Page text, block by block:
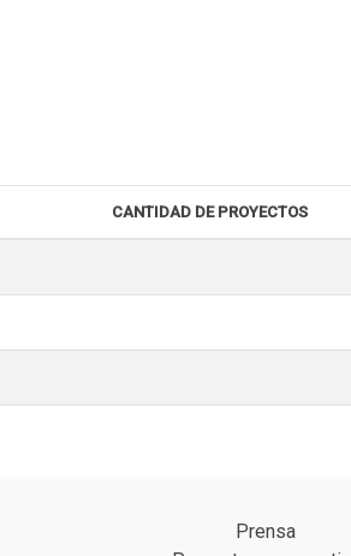
CANTIDAD DE PROYECTOS
Prensa